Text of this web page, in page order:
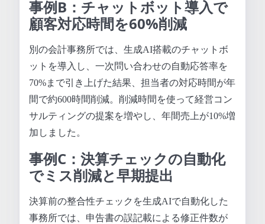
事例B：チャットボット導入で
顧客対応時間を60%削減
別の会計事務所では、生成AI搭載のチャットボ
ットを導入し、一次問い合わせの自動応答率を
70%まで引き上げた結果、担当者の対応時間が年
間で約600時間削減。削減時間を使って経営コン
サルティングの提案を増やし、年間売上が10%増
加しました。
事例C：決算チェックの自動化
でミス削減と早期提出
決算前の整合性チェックを生成AIで自動化した
事務所では、申告書の誤記載による修正件数が